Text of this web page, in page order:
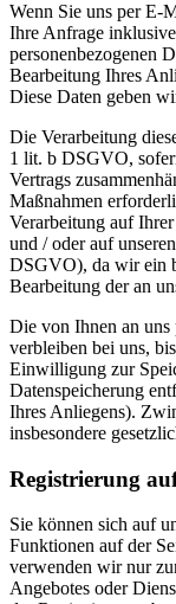
Wenn Sie uns per E-
Ihre Anfrage
personenbezogenen
Bearbeitung Ihres
Diese Daten geben
Die Verarbeitung
1 lit. b DSGVO,
Vertrags
Maßnahmen
Verarbeitung auf
und / oder auf
DSGVO), da wir ein
Bearbeitung der an
Die von Ihnen an uns
verbleiben bei uns,
Einwilligung zur
Datenspeicherung
Ihres Anliegens).
insbesondere
Registrierung
Sie können sich auf
Funktionen auf der
verwenden wir nur
Angebotes oder